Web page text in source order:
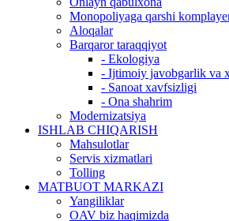
Monopoliyaga qarshi
Aloqalar
Barqaror taraqqiyot
- Ekologiya
- Ijtimoiy javobgarlik va
- Sanoat xavfsizligi
- Ona shahrim
Modernizatsiya
ISHLAB CHIQARISH
Mahsulotlar
Servis xizmatlari
Tolling
MATBUOT MARKAZI
Yangiliklar
OAV biz haqimizda